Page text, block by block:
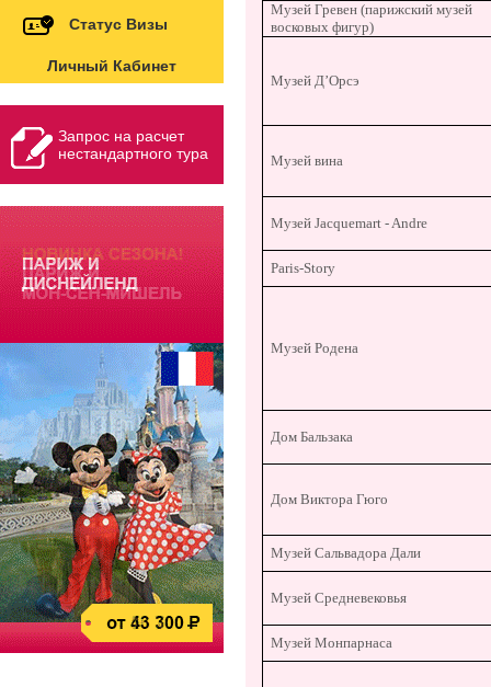
Статус Визы
Личный Кабинет
Запрос на расчет
нестандартного тура
Музей Гревен (парижский музей
восковых фигур)
Музей Д’Орсэ
Музей вина
Музей Jacquemart - Andre
Paris-Story
Музей Родена
Дом Бальзака
Дом Виктора Гюго
Музей Сальвадора Дали
Музей Средневековья
Музей Монпарнаса